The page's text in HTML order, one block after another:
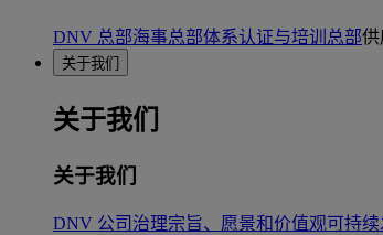
DNV 总部海事总部体系认证与培训总部供
关于我们
关于我们
关于我们
DNV 公司治理宗旨、愿景和价值观可持